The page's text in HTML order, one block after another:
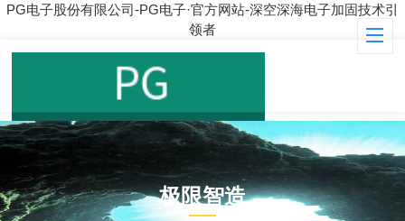
PG电子股份有限公司-PG电子·官方网站-深空深海电子加固技术引
领者
极限智造